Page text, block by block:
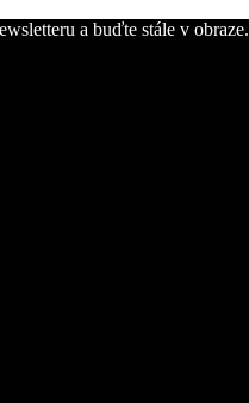
a buďte stále v obraze.